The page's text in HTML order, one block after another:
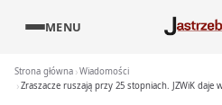
MENU
Strona główna Wiadomości
Zraszacze ruszają przy 25 stopniach. JZWiK daje